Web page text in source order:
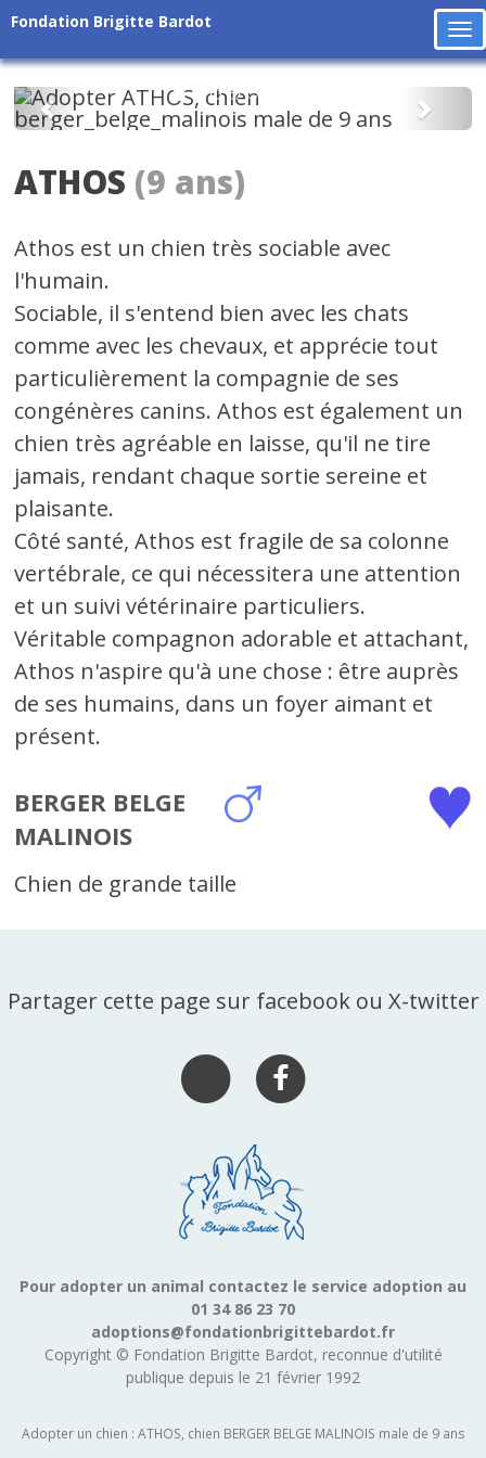
Fondation Brigitte Bardot
Précédent
ATHOS (9 ans)
Athos est un chien très sociable avec
l'humain.
Sociable, il s'entend bien avec les chats
comme avec les chevaux, et apprécie tout
particulièrement la compagnie de ses
congénères canins. Athos est également un
chien très agréable en laisse, qu'il ne tire
jamais, rendant chaque sortie sereine et
plaisante.
Côté santé, Athos est fragile de sa colonne
vertébrale, ce qui nécessitera une attention
et un suivi vétérinaire particuliers.
Véritable compagnon adorable et attachant,
Athos n'aspire qu'à une chose : être auprès
de ses humains, dans un foyer aimant et
présent.
BERGER BELGE
MALINOIS
Chien de grande taille
Partager cette page sur facebook ou X-twitter
Pour adopter un animal contactez le service adoption au
01 34 86 23 70
adoptions@fondationbrigittebardot.fr
Copyright © Fondation Brigitte Bardot, reconnue d'utilité
publique depuis le 21 février 1992
Adopter un chien : ATHOS, chien BERGER BELGE MALINOIS male de 9 ans